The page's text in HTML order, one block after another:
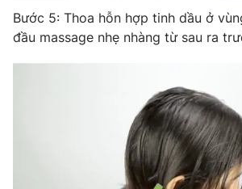
Bước 5: Thoa hỗn hợp tinh dầu ở
đầu massage nhẹ nhàng từ sau ra